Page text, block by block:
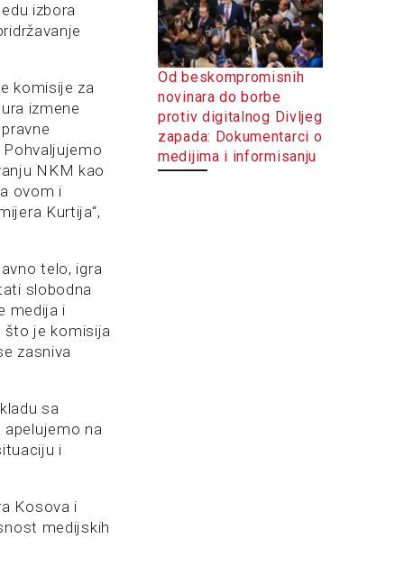
izbora
komisije za
izmene
NKM kao
ovom i
Kurtija“,
telo, igra
slobodna
medija i
što je komisija
zasniva
sa
apelujemo na
i
Kosova i
medijskih
Od beskompromisnih
novinara do borbe
protiv digitalnog Divljeg
zapada: Dokumentarci o
medijima i informisanju